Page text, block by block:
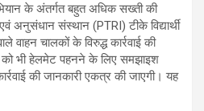
के अंतर्गत बहुत अधिक सख्ती की
अनुसंधान संस्थान (PTRI) टीके विद्यार्थी
वाहन चालकों के विरुद्ध कार्रवाई की
को भी हेलमेट पहनने के लिए समझाइश
की जानकारी एकत्र की जाएगी। यह